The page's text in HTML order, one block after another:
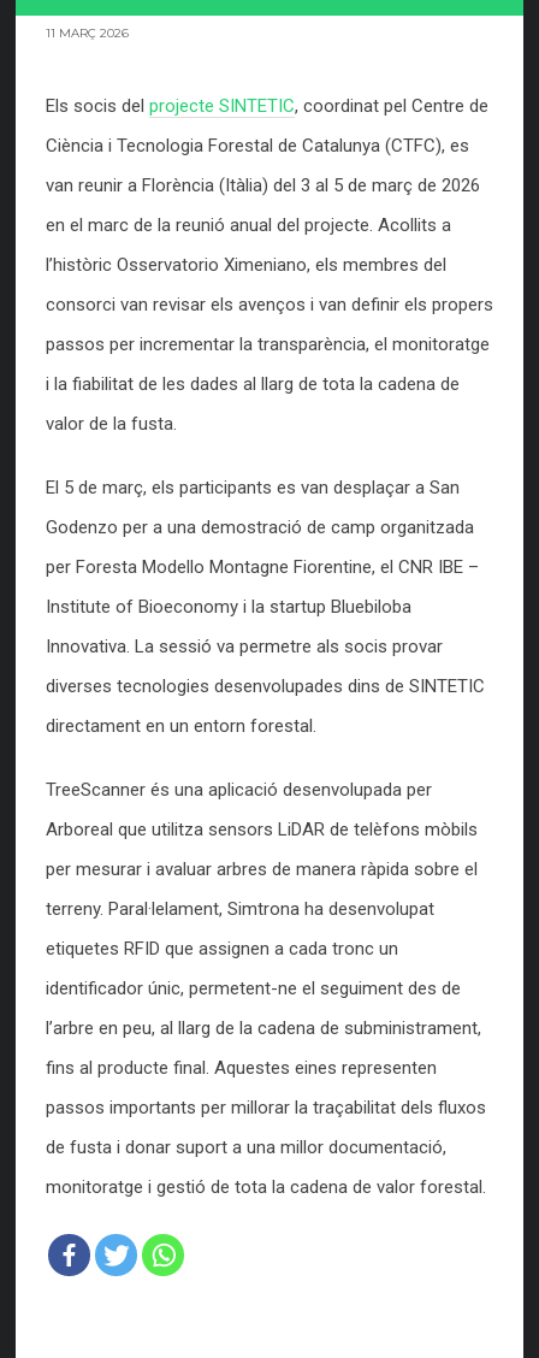
11 MARÇ 2026
Els socis del projecte SINTETIC, coordinat pel Centre de
Ciència i Tecnologia Forestal de Catalunya (CTFC), es
van reunir a Florència (Itàlia) del 3 al 5 de març de 2026
en el marc de la reunió anual del projecte. Acollits a
l’històric Osservatorio Ximeniano, els membres del
consorci van revisar els avenços i van definir els propers
passos per incrementar la transparència, el monitoratge
i la fiabilitat de les dades al llarg de tota la cadena de
valor de la fusta.
El 5 de març, els participants es van desplaçar a San
Godenzo per a una demostració de camp organitzada
per Foresta Modello Montagne Fiorentine, el CNR IBE –
Institute of Bioeconomy i la startup Bluebiloba
Innovativa. La sessió va permetre als socis provar
diverses tecnologies desenvolupades dins de SINTETIC
directament en un entorn forestal.
TreeScanner és una aplicació desenvolupada per
Arboreal que utilitza sensors LiDAR de telèfons mòbils
per mesurar i avaluar arbres de manera ràpida sobre el
terreny. Paral·lelament, Simtrona ha desenvolupat
etiquetes RFID que assignen a cada tronc un
identificador únic, permetent-ne el seguiment des de
l’arbre en peu, al llarg de la cadena de subministrament,
fins al producte final. Aquestes eines representen
passos importants per millorar la traçabilitat dels fluxos
de fusta i donar suport a una millor documentació,
monitoratge i gestió de tota la cadena de valor forestal.